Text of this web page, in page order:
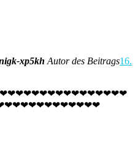
xp5kh Autor des Beitrags16.